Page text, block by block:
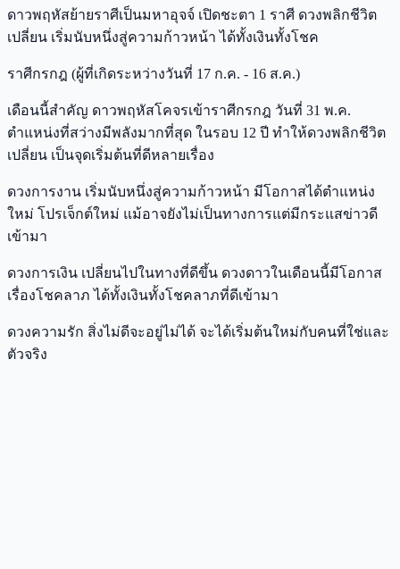
ดาวพฤหัสย้ายราศีเป็นมหาอุจจ์ เปิดชะตา 1 ราศี ดวงพลิกชีวิต
เปลี่ยน เริ่มนับหนึ่งสู่ความก้าวหน้า ได้ทั้งเงินทั้งโชค
ราศีกรกฎ (ผู้ที่เกิดระหว่างวันที่ 17 ก.ค. - 16 ส.ค.)
เดือนนี้สำคัญ ดาวพฤหัสโคจรเข้าราศีกรกฎ วันที่ 31 พ.ค.
ตำแหน่งที่สว่างมีพลังมากที่สุด ในรอบ 12 ปี ทำให้ดวงพลิกชีวิต
เปลี่ยน เป็นจุดเริ่มต้นที่ดีหลายเรื่อง
ดวงการงาน เริ่มนับหนึ่งสู่ความก้าวหน้า มีโอกาสได้ตำแหน่ง
ใหม่ โปรเจ็กต์ใหม่ แม้อาจยังไม่เป็นทางการแต่มีกระแสข่าวดี
เข้ามา
ดวงการเงิน เปลี่ยนไปในทางที่ดีขึ้น ดวงดาวในเดือนนี้มีโอกาส
เรื่องโชคลาภ ได้ทั้งเงินทั้งโชคลาภที่ดีเข้ามา
ดวงความรัก สิ่งไม่ดีจะอยู่ไม่ได้ จะได้เริ่มต้นใหม่กับคนที่ใช่และ
ตัวจริง